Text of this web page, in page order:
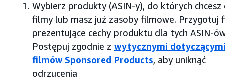
Wybierz produkty (ASIN-y), do których chcesz
filmy lub masz już zasoby filmowe. Przygotuj
prezentujące cechy produktu dla tych ASIN-
Postępuj zgodnie z wytycznymi
filmów Sponsored Products, aby uniknąć
odrzucenia